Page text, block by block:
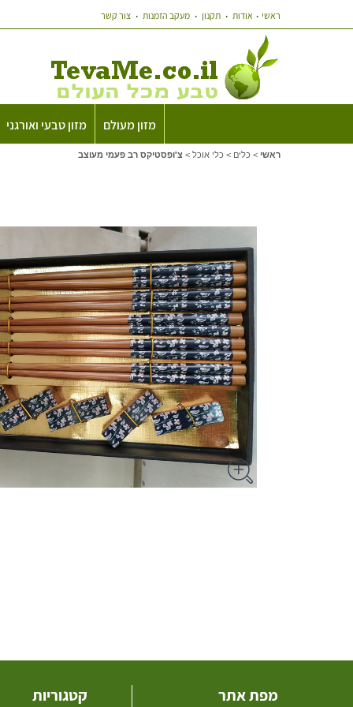
ראשי אודות תקנון מעקב הזמנות צור קשר
מזון מעולם מזון טבעי ואורגני
ראשי > כלים > כלי אוכל > צ'ופסטיקס רב פעמי מעוצב
מפת אתר קטגוריות